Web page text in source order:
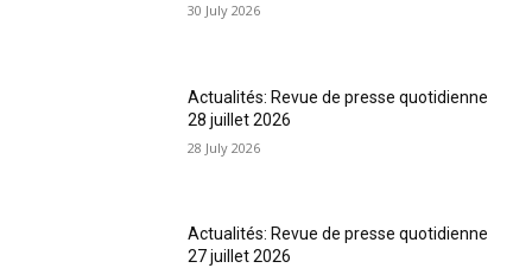
30 July 2026
Actualités: Revue de presse quotidienne
28 juillet 2026
28 July 2026
Actualités: Revue de presse quotidienne
27 juillet 2026